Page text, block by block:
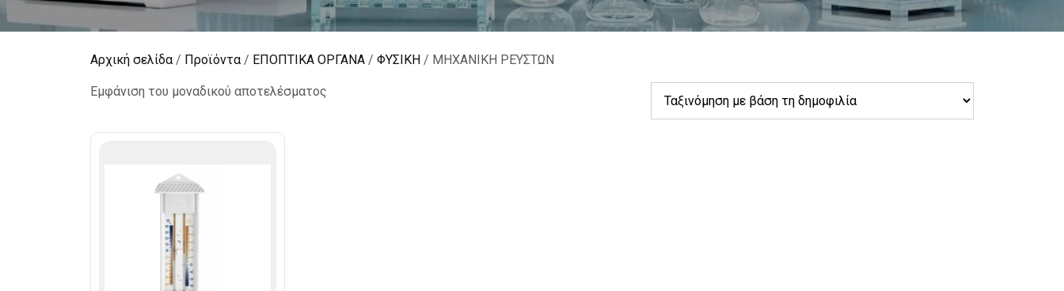
Αρχική σελίδα/ Προϊόντα/ ΕΠΟΠΤΙΚΑ ΟΡΓΑΝΑ / ΦΥΣΙΚΗ / ΜΗΧΑΝΙΚΗ ΡΕΥΣΤΩΝ
Εμφάνιση του μοναδικού αποτελέσματος